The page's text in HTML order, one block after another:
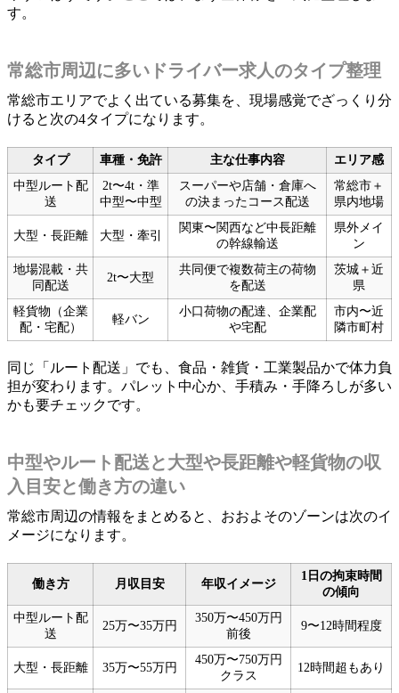
す。
常総市周辺に多いドライバー求人のタイプ整理
常総市エリアでよく出ている募集を、現場感覚でざっくり分
けると次の4タイプになります。
タイプ 車種・免許 主な仕事内容
エリア感
中型ルート配
送
2t〜4t・準
中型〜中型
スーパーや店舗・倉庫へ
の決まったコース配送
常総市＋
県内地場
大型・長距離 大型・牽引
関東〜関西など中長距離
の幹線輸送
県外メイ
ン
地場混載・共
同配送
2t〜大型
共同便で複数荷主の荷物
を配送
茨城＋近
県
軽貨物（企業
配・宅配）
軽バン
小口荷物の配達、企業配
や宅配
市内〜近
隣市町村
同じ「ルート配送」でも、食品・雑貨・工業製品かで体力負
担が変わります。パレット中心か、手積み・手降ろしが多い
かも要チェックです。
中型やルート配送と大型や長距離や軽貨物の収
入目安と働き方の違い
常総市周辺の情報をまとめると、おおよそのゾーンは次のイ
メージになります。
働き方 月収目安 年収イメージ
1日の拘束時間
の傾向
中型ルート配
送
25万〜35万円
350万〜450万円
前後
9〜12時間程度
大型・長距離 35万〜55万円
450万〜750万円
クラス
12時間超もあり